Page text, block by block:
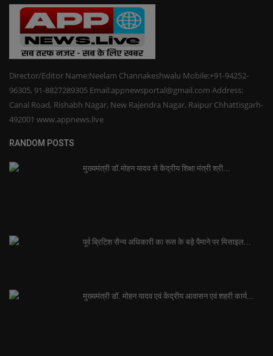
Director/Editor Name:Neelam Channakeshwalu Mobile:+91-94252-
96305, 91-8827289305 Email:appnewsportal@gmail.com Address:
Canal Road, Rishabh Nagar, New Rajendra Nagar, Raipur Chhattisgarh-
492001 www.appnews.live
RANDOM POSTS
मुख्यमंत्री डॉ.मोहन यादव से केंद्रीय शिक्षा मंत्री श्री...
पूर्व ब्रिटिश सैन्य अधिकारी का रूस के बड़े पैमाने पर मिसाइल...
मुख्यमंत्री डॉ. मोहन यादव एवं केंद्रीय आवासन एवं शहरी कार्य...